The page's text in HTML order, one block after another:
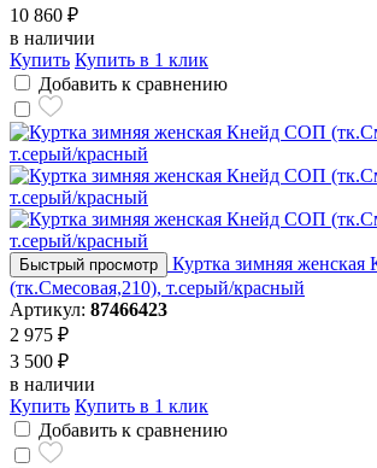
10 860 ₽
в наличии
Купить Купить в 1 клик
Добавить к сравнению
Быстрый просмотр
Куртка зимняя
(тк.Смесовая,210), т.серый/красный
Артикул: 87466423
2 975 ₽
3 500 ₽
в наличии
Купить Купить в 1 клик
Добавить к сравнению